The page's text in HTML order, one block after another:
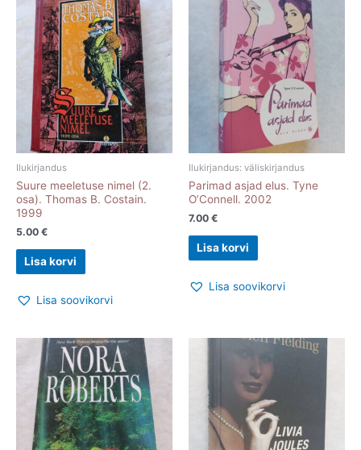
Ilukirjandus
Suure meeletuse nimel (2.
osa). Thomas B. Costain.
1999
5.00 €
Lisa korvi
Lisa soovikorvi
Ilukirjandus: väliskirjandus
Parimad asjad elus. Tyne
O’Connell. 2002
7.00 €
Lisa korvi
Lisa soovikorvi